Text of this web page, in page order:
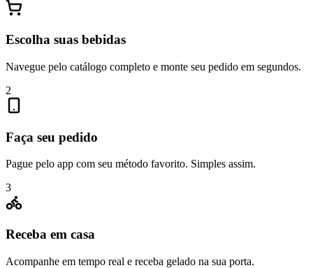
Escolha suas bebidas
Navegue pelo catálogo completo e monte seu pedido em segundos.
2
Faça seu pedido
Pague pelo app com seu método favorito. Simples assim.
3
Receba em casa
Acompanhe em tempo real e receba gelado na sua porta.